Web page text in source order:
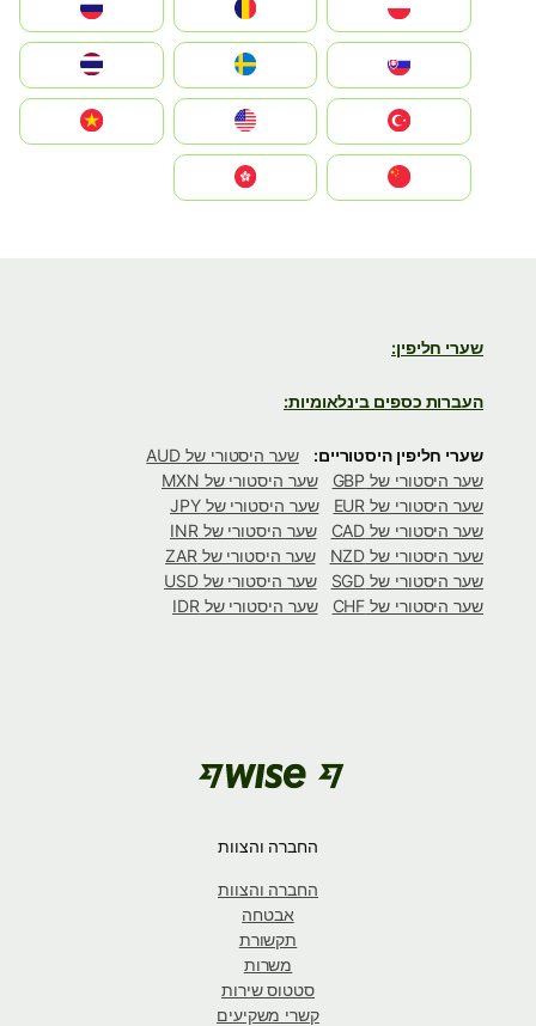
România
Slovensko
United States
Vietnam
שערי חליפין:
העברות כספים בינלאומיות:
שערי חליפין היסטוריים:
שער היסטורי של AUD
שער היסטורי של GBP
שער היסטורי של MXN
שער היסטורי של EUR
שער היסטורי של JPY
שער היסטורי של CAD
שער היסטורי של INR
שער היסטורי של NZD
שער היסטורי של ZAR
שער היסטורי של SGD
שער היסטורי של USD
שער היסטורי של CHF
שער היסטורי של IDR
החברה והצוות
החברה והצוות
אבטחה
תקשורת
משרות
סטטוס שירות
קשרי משקיעים